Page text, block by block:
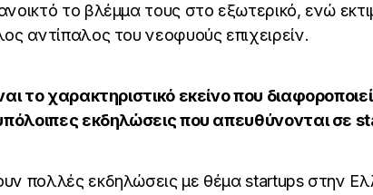
το βλέμμα τους στο εξωτερικό, ενώ
αντίπαλος του νεοφυούς επιχειρείν.
το χαρακτηριστικό εκείνο που
εκδηλώσεις που απευθύνονται σε
πολλές εκδηλώσεις με θέμα startups στην